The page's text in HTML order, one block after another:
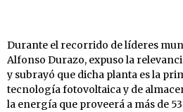
Durante el recorrido de líderes
Alfonso Durazo, expuso la
y subrayó que dicha planta es la
tecnología fotovoltaica y de
la energía que proveerá a más de